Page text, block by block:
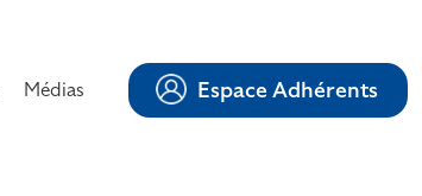
Médias Espace Adhérents